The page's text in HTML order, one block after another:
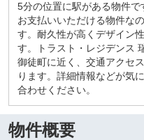
5分の位置に駅がある物件
お支払いいただける物件な
す。耐久性が高くデザイン
す。トラスト・レジデンス
御徒町に近く、交通アクセ
ります。詳細情報などが気
合わせください。
物件概要